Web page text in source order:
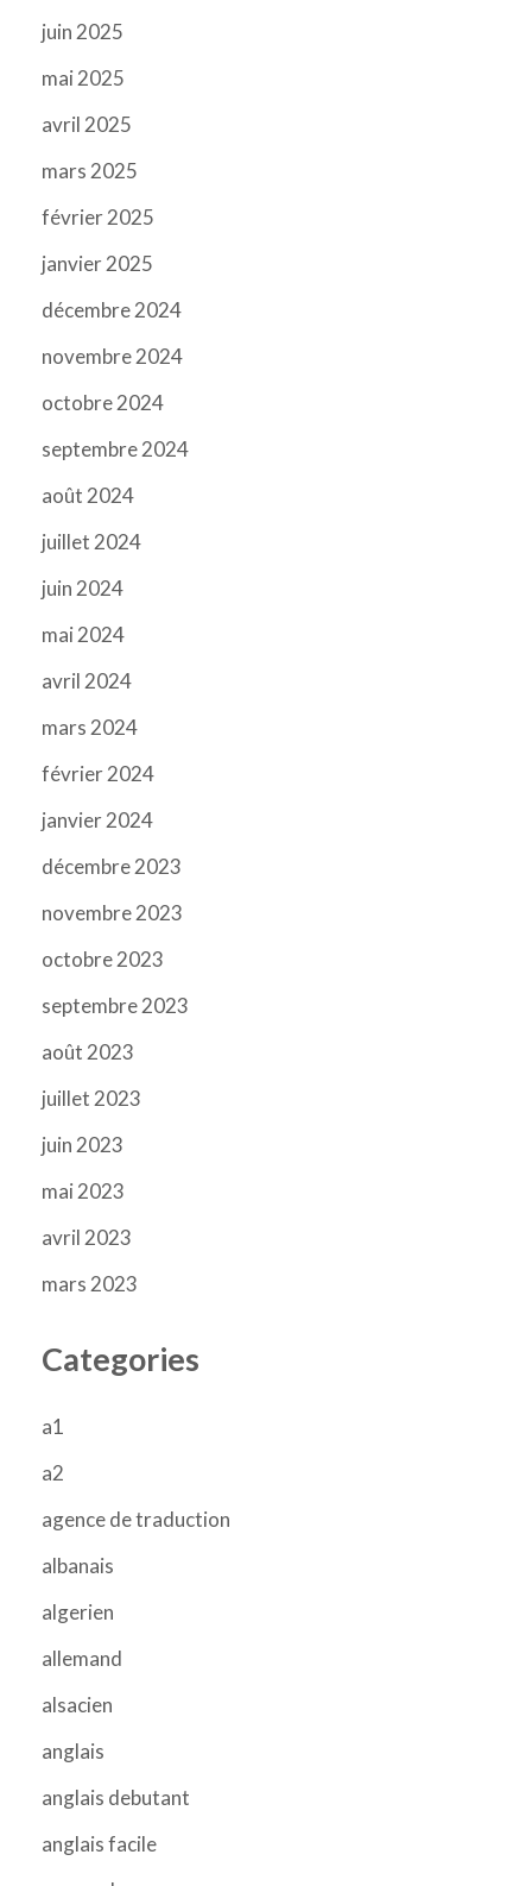
juin 2025
mai 2025
avril 2025
mars 2025
février 2025
janvier 2025
décembre 2024
novembre 2024
octobre 2024
septembre 2024
août 2024
juillet 2024
juin 2024
mai 2024
avril 2024
mars 2024
février 2024
janvier 2024
décembre 2023
novembre 2023
octobre 2023
septembre 2023
août 2023
juillet 2023
juin 2023
mai 2023
avril 2023
mars 2023
Categories
a1
a2
agence de traduction
albanais
algerien
allemand
alsacien
anglais
anglais debutant
anglais facile